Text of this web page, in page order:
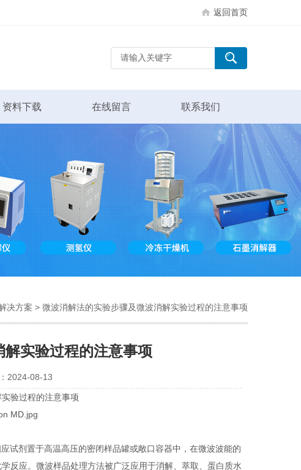
返回首页
资料下载 在线留言 联系我们
决方案 > 微波消解法的实验步骤及微波消解实验过程的注意事项
实验过程的注意事项
2024-08-13
验过程的注意事项
试剂置于高温高压的密闭样品罐或敞口容器中，在微波波能的
反应。微波样品处理方法被广泛应用于消解、萃取、蛋白质水